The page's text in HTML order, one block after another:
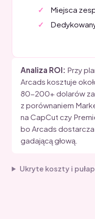
Miejsca
Analiza ROI: Przy
Arcads kosztuje
80-200+ dolarów za
z porównaniem
na CapCut czy
bo Arcads
gadającą głową.
Ukryte koszty i